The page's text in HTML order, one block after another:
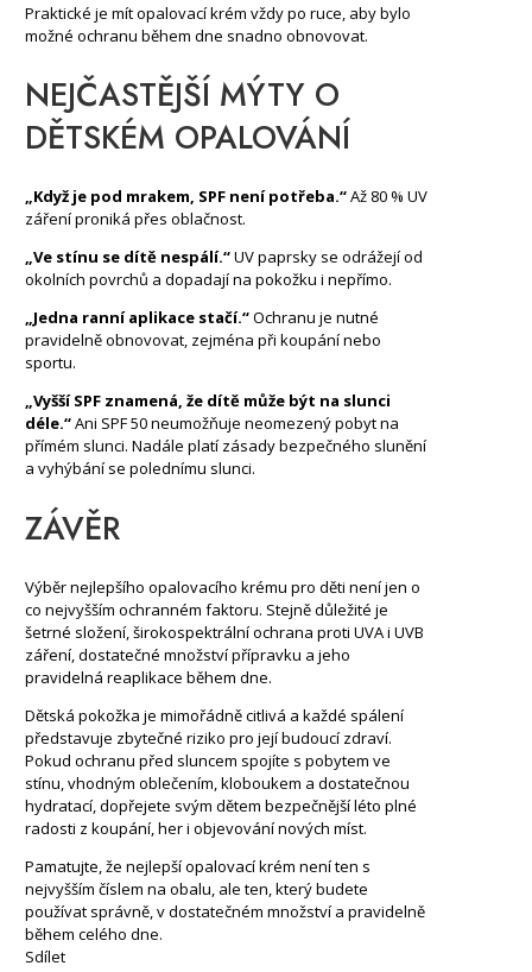
Praktické je mít opalovací krém vždy po ruce, aby bylo
možné ochranu během dne snadno obnovovat.
NEJČASTĚJŠÍ MÝTY O
DĚTSKÉM OPALOVÁNÍ
„Když je pod mrakem, SPF není potřeba.“Až 80 % UV
záření proniká přes oblačnost.
„Ve stínu se dítě nespálí.“UV paprsky se odrážejí od
okolních povrchů a dopadají na pokožku i nepřímo.
„Jedna ranní aplikace stačí.“Ochranu je nutné
pravidelně obnovovat, zejména při koupání nebo
sportu.
„Vyšší SPF znamená, že dítě může být na slunci
déle.“Ani SPF 50 neumožňuje neomezený pobyt na
přímém slunci. Nadále platí zásady bezpečného slunění
a vyhýbání se polednímu slunci.
ZÁVĚR
Výběr nejlepšího opalovacího krému pro děti není jen o
co nejvyšším ochranném faktoru. Stejně důležité je
šetrné složení, širokospektrální ochrana proti UVA i UVB
záření, dostatečné množství přípravku a jeho
pravidelná reaplikace během dne.
Dětská pokožka je mimořádně citlivá a každé spálení
představuje zbytečné riziko pro její budoucí zdraví.
Pokud ochranu před sluncem spojíte s pobytem ve
stínu, vhodným oblečením, kloboukem a dostatečnou
hydratací, dopřejete svým dětem bezpečnější léto plné
radosti z koupání, her i objevování nových míst.
Pamatujte, že nejlepší opalovací krém není ten s
nejvyšším číslem na obalu, ale ten, který budete
používat správně, v dostatečném množství a pravidelně
během celého dne.
Sdílet